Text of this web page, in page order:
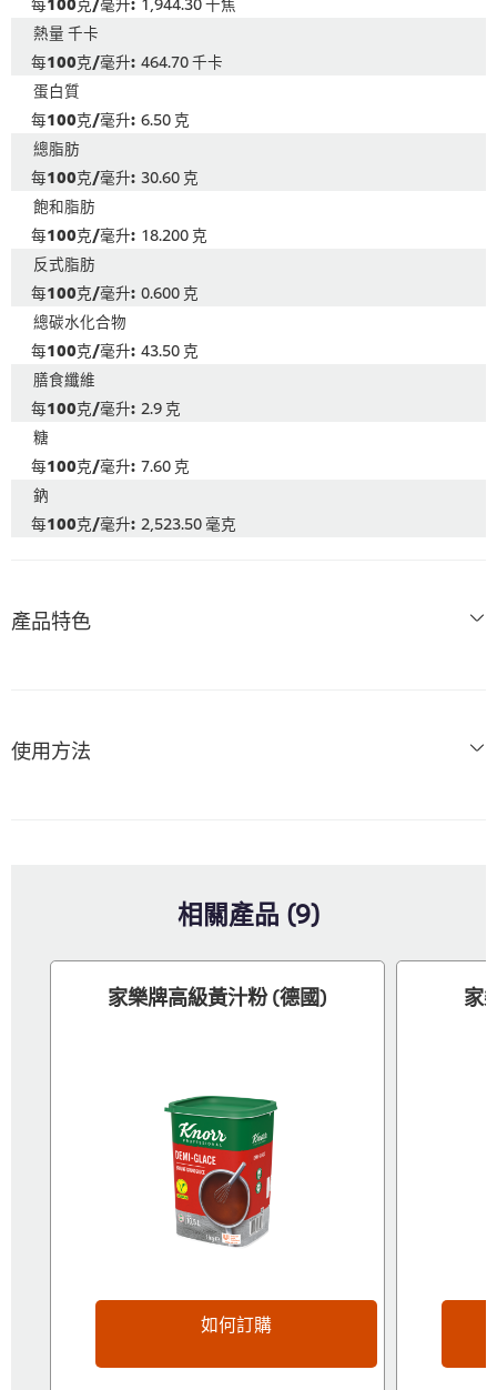
熱量 千卡
464.70 千卡
蛋白質
6.50 克
總脂肪
30.60 克
飽和脂肪
18.200 克
反式脂肪
0.600 克
總碳水化合物
43.50 克
膳食纖維
2.9 克
糖
7.60 克
鈉
2,523.50 毫克
產品特色
使用方法
相關產品 (9)
家樂牌高級黃汁粉 (德國)
如何訂購
家